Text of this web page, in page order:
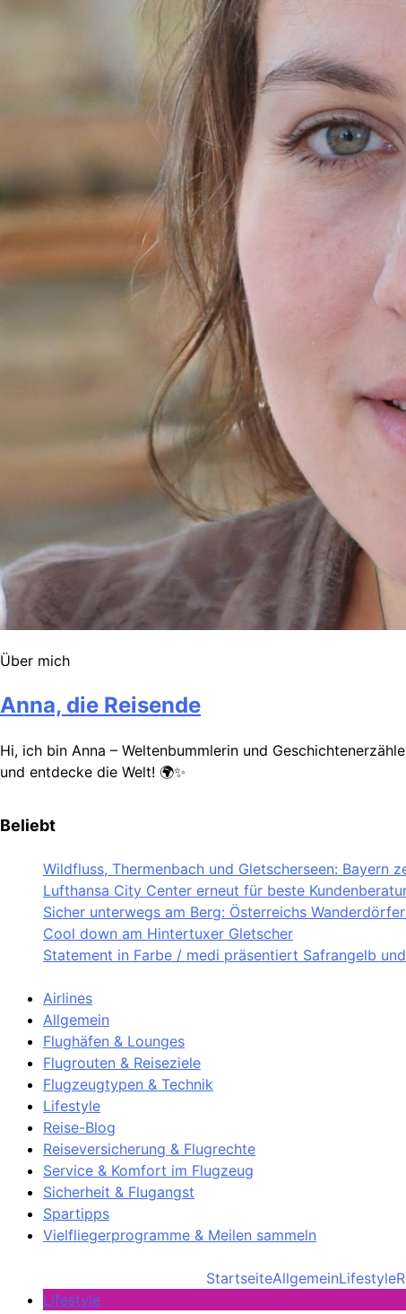
Über mich
Anna, die Reisende
Hi, ich bin Anna – Weltenbummlerin und
und entdecke die Welt! 🌍✨
Beliebt
Wildfluss, Thermenbach und Gletscherseen: Bayern
Lufthansa City Center erneut für beste
Sicher unterwegs am Berg: Österreichs
Cool down am Hintertuxer Gletscher
Statement in Farbe / medi präsentiert Safrangelb
Airlines
Allgemein
Flughäfen & Lounges
Flugrouten & Reiseziele
Flugzeugtypen & Technik
Lifestyle
Reise-Blog
Reiseversicherung & Flugrechte
Service & Komfort im Flugzeug
Sicherheit & Flugangst
Spartipps
Vielfliegerprogramme & Meilen sammeln
StartseiteAllgemeinLifestyle
Lifestyle